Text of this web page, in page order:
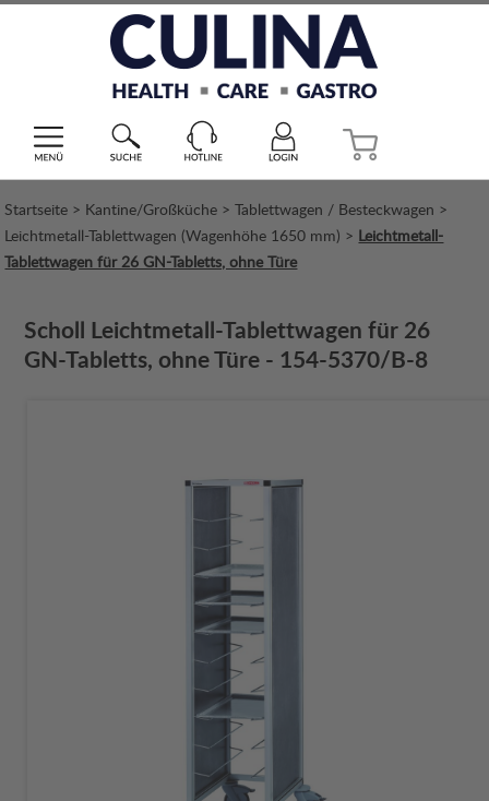
Startseite > Kantine/Großküche >Tablettwagen / Besteckwagen >
Leichtmetall-Tablettwagen (Wagenhöhe 1650 mm) > Leichtmetall-
Tablettwagen für 26 GN-Tabletts, ohne Türe
Scholl Leichtmetall-Tablettwagen für 26
GN-Tabletts, ohne Türe - 154-5370/B-8